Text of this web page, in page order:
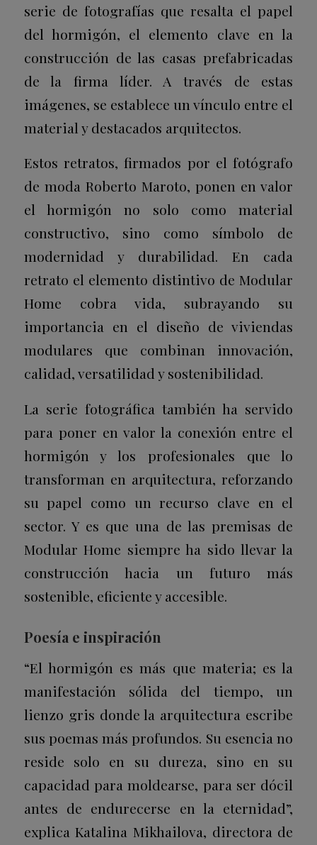
serie de fotografías que resalta el papel
del hormigón, el elemento clave en la
construcción de las casas prefabricadas
de la firma líder. A través de estas
imágenes, se establece un vínculo entre el
material y destacados arquitectos.
Estos retratos, firmados por el fotógrafo
de moda Roberto Maroto, ponen en valor
el hormigón no solo como material
constructivo, sino como símbolo de
modernidad y durabilidad. En cada
retrato el elemento distintivo de Modular
Home cobra vida, subrayando su
importancia en el diseño de viviendas
modulares que combinan innovación,
calidad, versatilidad y sostenibilidad.
La serie fotográfica también ha servido
para poner en valor la conexión entre el
hormigón y los profesionales que lo
transforman en arquitectura, reforzando
su papel como un recurso clave en el
sector. Y es que una de las premisas de
Modular Home siempre ha sido llevar la
construcción hacia un futuro más
sostenible, eficiente y accesible.
Poesía e inspiración
“El hormigón es más que materia; es la
manifestación sólida del tiempo, un
lienzo gris donde la arquitectura escribe
sus poemas más profundos. Su esencia no
reside solo en su dureza, sino en su
capacidad para moldearse, para ser dócil
antes de endurecerse en la eternidad”,
explica Katalina Mikhailova, directora de